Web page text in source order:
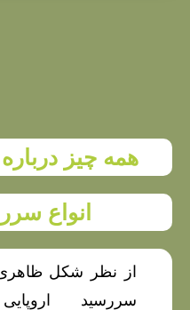
همه چیز
انواع
از نظر شکل
سررسید